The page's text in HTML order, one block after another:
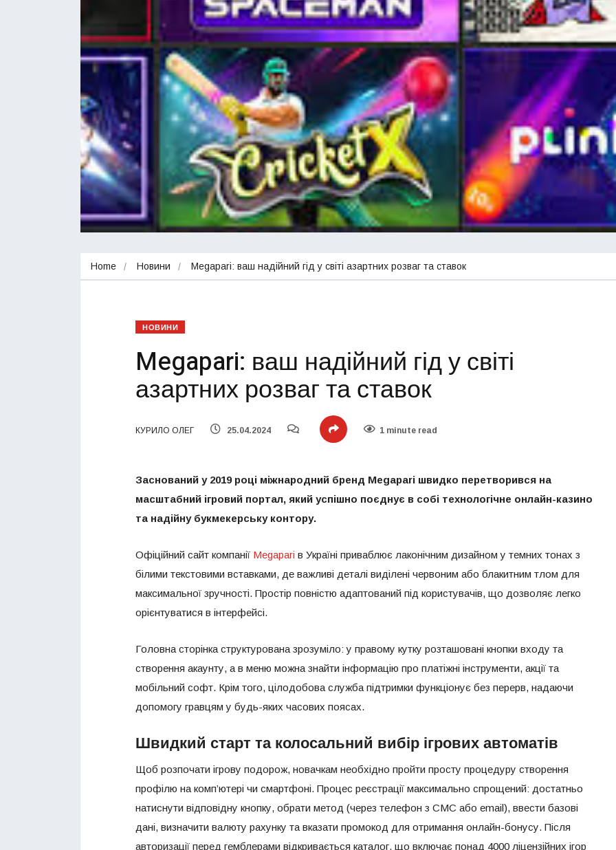
Home Новини Megapari: ваш надійний гід у світі азартних розваг та ставок
НОВИНИ
Megapari: ваш надійний гід у світі
азартних розваг та ставок
КУРИЛО ОЛЕГ 25.04.2024 1 minute read
Заснований у 2019 році міжнародний бренд Megapari швидко перетворився на
масштабний ігровий портал, який успішно поєднує в собі технологічне онлайн-казино
та надійну букмекерську контору.
Офіційний сайт компанії Megapari в Україні приваблює лаконічним дизайном у темних тонах з
білими текстовими вставками, де важливі деталі виділені червоним або блакитним тлом для
максимальної зручності. Простір повністю адаптований під користувачів, що дозволяє легко
орієнтуватися в інтерфейсі.
Головна сторінка структурована зрозуміло: у правому кутку розташовані кнопки входу та
створення акаунту, а в меню можна знайти інформацію про платіжні інструменти, акції та
мобільний софт. Крім того, цілодобова служба підтримки функціонує без перерв, надаючи
допомогу гравцям у будь-яких часових поясах.
Швидкий старт та колосальний вибір ігрових автоматів
Щоб розпочати ігрову подорож, новачкам необхідно пройти просту процедуру створення
профілю на комп’ютері чи смартфоні. Процес реєстрації максимально спрощений: достатньо
натиснути відповідну кнопку, обрати метод (через телефон з СМС або email), ввести базові
дані, визначити валюту рахунку та вказати промокод для отримання онлайн-бонусу. Після
авторизації перед гемблерами відкривається каталог, що включає понад 4000 ліцензійних ігор